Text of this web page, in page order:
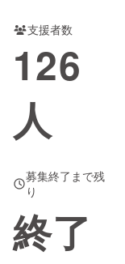
支援者数
126
人
募集終了まで残
り
終了